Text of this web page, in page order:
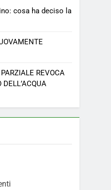
cosa ha deciso la
REVOCA